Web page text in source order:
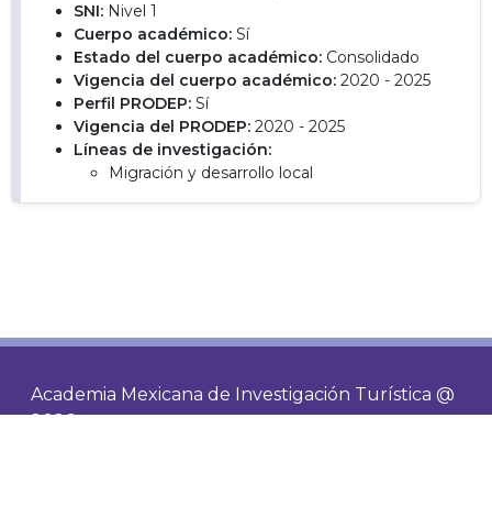
SNI: Nivel 1
Cuerpo académico: Sí
Estado del cuerpo académico: Consolidado
Vigencia del cuerpo académico: 2020 - 2025
Perfil PRODEP: Sí
Vigencia del PRODEP: 2020 - 2025
Líneas de investigación:
Migración y desarrollo local
Academia Mexicana de Investigación Turística @
2026